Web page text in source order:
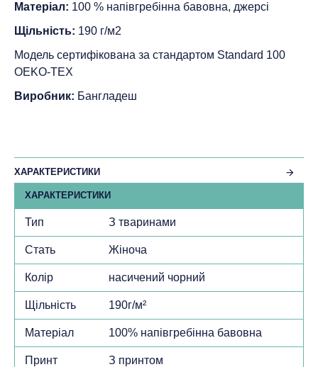
Матеріал: 100 % напівгребінна бавовна, джерсі
Щільність: 190 г/м2
Модель сертифікована за стандартом Standard 100
ОEKO-TEX
Виробник: Бангладеш
ХАРАКТЕРИСТИКИ
ХАРАКТЕРИСТИКИ
Тип З тваринами
Стать Жіноча
Колір насичений чорний
Щільність 190г/м²
Матеріал 100% напівгребінна бавовна
Принт З принтом